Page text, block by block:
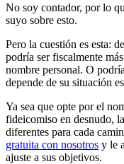
No soy contador, por lo
suyo sobre esto.
Pero la cuestión es esta:
podría ser fiscalmente
nombre personal. O
depende de su situación
Ya sea que opte por el
fideicomiso en desnudo,
diferentes para cada
gratuita con nosotros y le
ajuste a sus objetivos.